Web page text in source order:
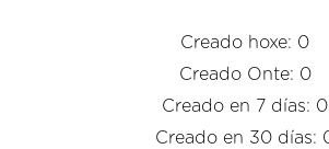
Creado hoxe: 0
Creado Onte: 0
Creado en 7 días: 0
Creado en 30 días: